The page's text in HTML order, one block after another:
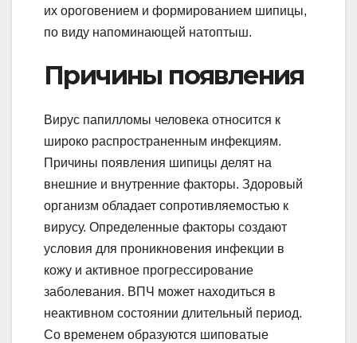
их ороговением и формированием шипицы,
по виду напоминающей натоптыш.
Причины появления
Вирус папилломы человека относится к
широко распространенным инфекциям.
Причины появления шипицы делят на
внешние и внутренние факторы. Здоровый
организм обладает сопротивляемостью к
вирусу. Определенные факторы создают
условия для проникновения инфекции в
кожу и активное прогрессирование
заболевания. ВПЧ может находиться в
неактивном состоянии длительный период.
Со временем образуются шиповатые